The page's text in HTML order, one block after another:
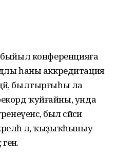
быйыл конференцияға
һаны аккредитация
былтырғыһы ла
ҡуйғайны, унда
был сәйәси
лә, ҡыҙыҡһыныу